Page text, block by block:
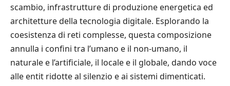
scambio, infrastrutture di produzione energetica ed
architetture della tecnologia digitale. Esplorando la
coesistenza di reti complesse, questa composizione
annulla i confini tra l’umano e il non-umano, il
naturale e l’artificiale, il locale e il globale, dando voce
alle entit ridotte al silenzio e ai sistemi dimenticati.